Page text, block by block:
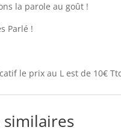
la parole au goût !
Parlé !
le prix au L est de 10€